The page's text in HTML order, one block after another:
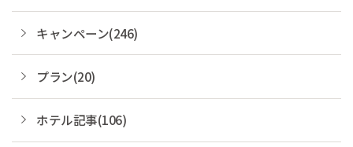
キャンペーン(246)
プラン(20)
ホテル記事(106)